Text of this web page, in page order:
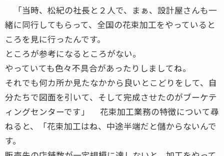
「当時、松紀の社長と２人で、まぁ、設計屋さんも一
緒に同行してもらって、全国の花束加工をやっていると
ころを見に行ったんです。
ところが参考になるところがない。
やっていても色々不具合があったりしましてね。
それでも何カ所か見たなかから良いとこどりをして、自
分たちで図面を引いて、そして完成させたのがブーケテ
ィングセンターです」 花束加工業務の特徴について尋
ねると、「花束加工はね、中途半端だと儲からないんで
す。